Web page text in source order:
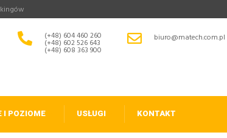
(+48) 604 460 260
(+48) 602 526 643
(+48) 608 363 900
biuro@matech.com.pl
I POZIOME USŁUGI KONTAKT